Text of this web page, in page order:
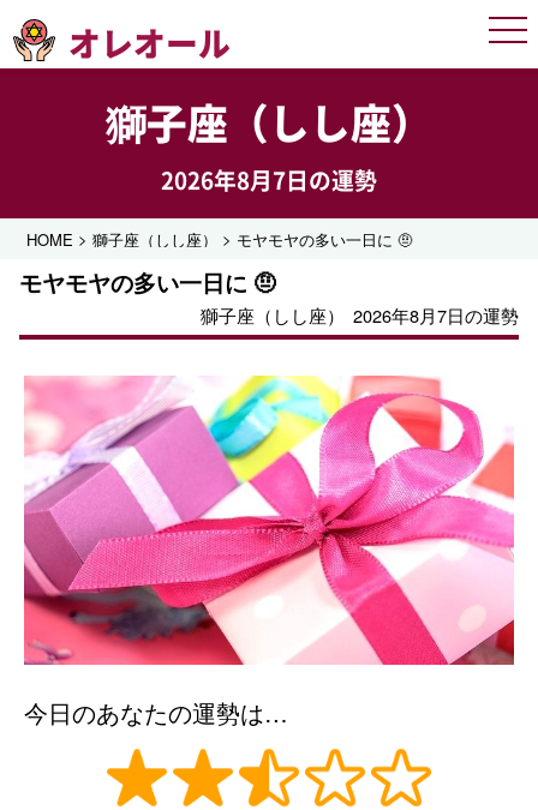
オレオール
獅子座（しし座）
2026年8月7日の運勢
HOME >獅子座（しし座） > モヤモヤの多い一日に 🤨
モヤモヤの多い一日に 🤨
獅子座（しし座） 2026年8月7日の運勢
今日のあなたの運勢は…